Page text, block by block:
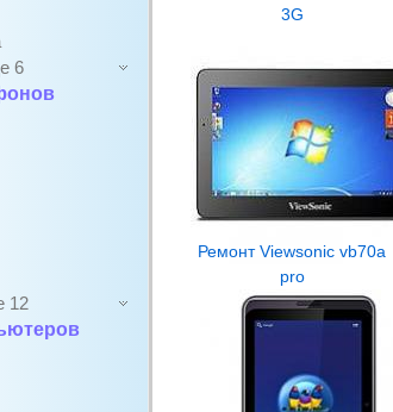
6
12
3G
Ремонт Viewsonic vb70a
pro